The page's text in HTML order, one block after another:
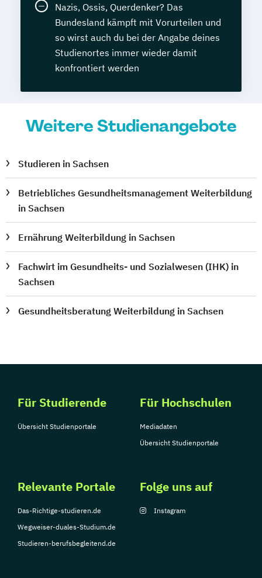
Nazis, Ossis, Querdenker? Das
Bundesland kämpft mit Vorurteilen und
so wirst auch du bei der Angabe deines
Studienortes immer wieder damit
konfrontiert werden
Weitere Studienangebote
Studieren in Sachsen
Betriebliches Gesundheitsmanagement Weiterbildung
in Sachsen
Ernährung Weiterbildung in Sachsen
Fachwirt im Gesundheits- und Sozialwesen (IHK) in
Sachsen
Gesundheitsberatung Weiterbildung in Sachsen
Für Studierende
Übersicht Studienportale
Für Hochschulen
Mediadaten
Übersicht Studienportale
Relevante Portale
Das-Richtige-studieren.de
Wegweiser-duales-Studium.de
Studieren-berufsbegleitend.de
Folge uns auf
Instagram